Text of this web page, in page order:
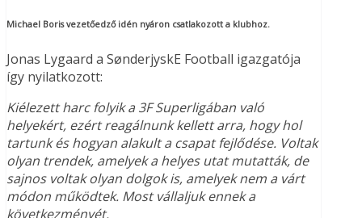
Michael Boris vezetőedző idén nyáron csatlakozott a klubhoz.
Jonas Lygaard a SønderjyskE Football igazgatója
így nyilatkozott:
Kiélezett harc folyik a 3F Superligában való
helyekért, ezért reagálnunk kellett arra, hogy hol
tartunk és hogyan alakult a csapat fejlődése. Voltak
olyan trendek, amelyek a helyes utat mutatták, de
sajnos voltak olyan dolgok is, amelyek nem a várt
módon működtek. Most vállaljuk ennek a
következményét.